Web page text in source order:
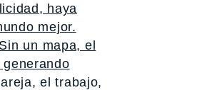
haya
mejor.
Sin un mapa, el
el trabajo,